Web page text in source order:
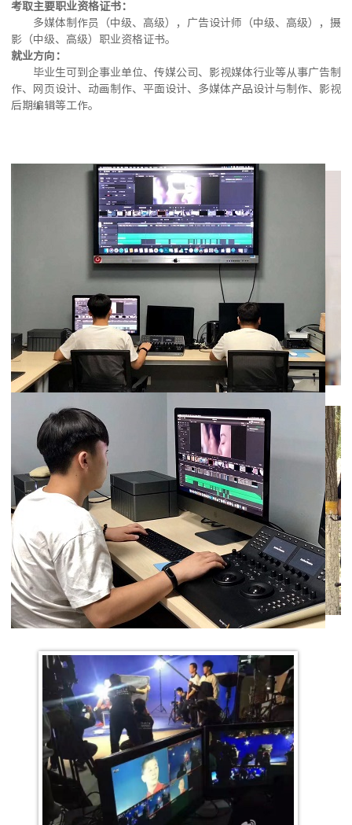
考取主要职业资格证书：
多媒体制作员（中级、高级），广告设计师（中级、高级），摄
影（中级、高级）职业资格证书。
就业方向：
毕业生可到企事业单位、传媒公司、影视媒体行业等从事广告制
作、网页设计、动画制作、平面设计、多媒体产品设计与制作、影视
后期编辑等工作。